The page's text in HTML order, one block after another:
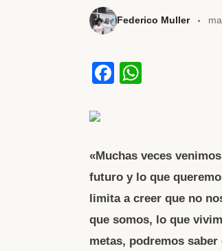
Federico Muller
F
b
o
o
k
A
p
p
«Muchas veces
futuro y lo que
limita a creer que no
que somos, lo que
metas, podremos